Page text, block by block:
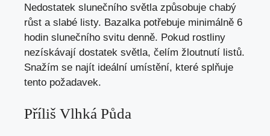
Nedostatek slunečního světla způsobuje chabý
růst a slabé listy. Bazalka potřebuje minimálně 6
hodin slunečního svitu denně. Pokud rostliny
nezískávají dostatek světla, čelím žloutnutí listů.
Snažím se najít ideální umístění, které splňuje
tento požadavek.
Příliš Vlhká Půda